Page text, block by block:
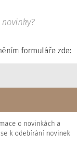
formuláře zde:
o novinkách a
k odebírání novinek